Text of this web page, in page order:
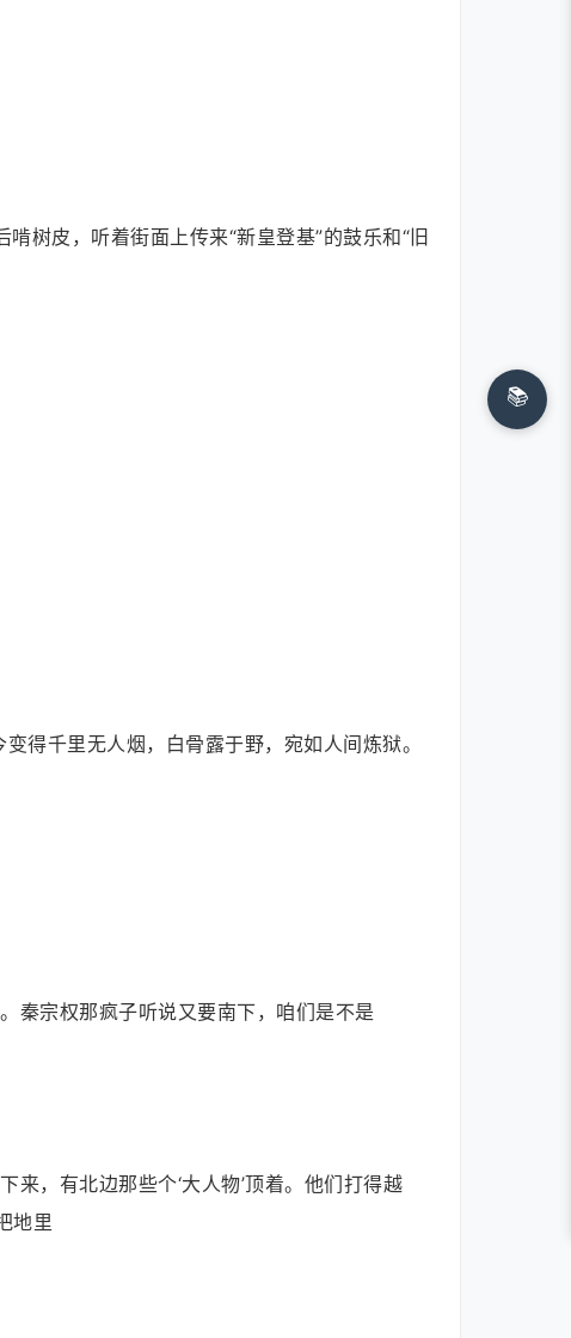
树皮，听着街面上传来“新皇登基”的鼓乐和“旧
得千里无人烟，白骨露于野，宛如人间炼狱。
秦宗权那疯子听说又要南下，咱们是不是
，有北边那些个‘大人物’顶着。他们打得越
地里
📚